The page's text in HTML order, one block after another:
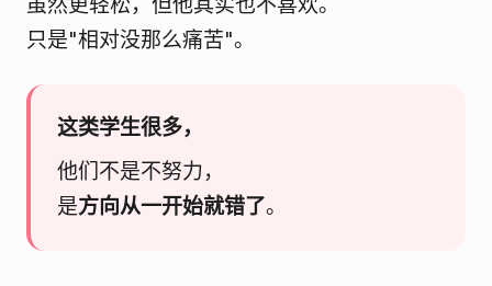
只是"相对没那么痛苦"。
这类学生很多，
他们不是不努力，
是方向从一开始就错了。